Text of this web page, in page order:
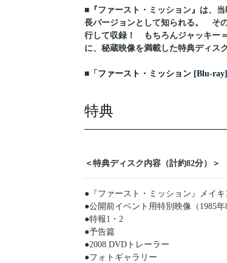
■『ファースト・ミッション』は、
長バージョンとして知られる。 そ
行して収録！ もちろんジャッキー
に、秘蔵映像を満載した特典ディス
■「ファースト・ミッション [Blu-ray]
特典
＜特典ディスク内容（計約82分）＞
●『ファースト・ミッション』メイキ
●公開前イベント用特別映像（1985
●特報1・2
●予告篇
●2008 DVDトレーラー
●フォトギャラリー